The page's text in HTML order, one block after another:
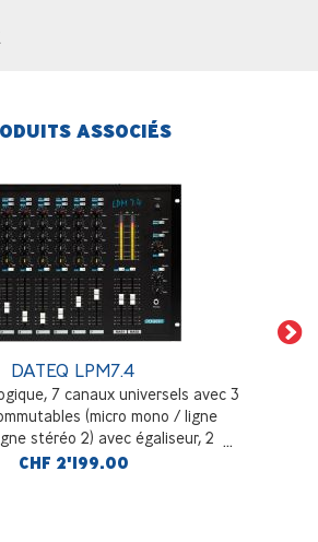
ASSOCIÉS
DATEQ LPM7.4
7 canaux universels avec 3
(micro mono / ligne
stéréo 2) avec égaliseur, 2
stéréo, rackable 19 pouces
CHF 2'199.00